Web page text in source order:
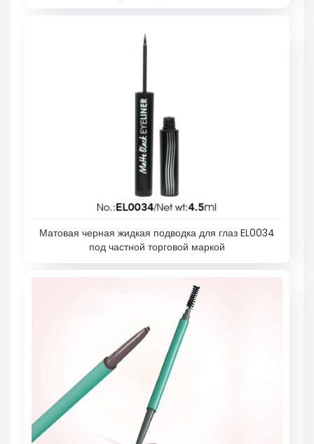
Матовая черная жидкая подводка для глаз EL0034
под частной торговой маркой